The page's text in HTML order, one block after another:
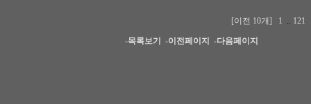
[이전 10개] 1 .. 121
-목록보기 -이전페이지 -다음페이지